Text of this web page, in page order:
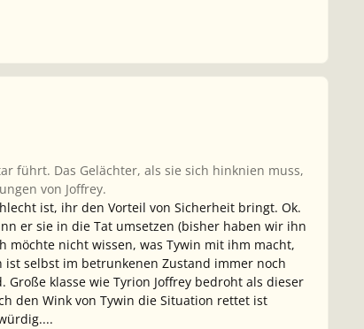
führt. Das Gelächter, als sie sich hinknien muss,
von Joffrey.
ist, ihr den Vorteil von Sicherheit bringt. Ok.
er sie in die Tat umsetzen (bisher haben wir ihn
möchte nicht wissen, was Tywin mit ihm macht,
selbst im betrunkenen Zustand immer noch
klasse wie Tyrion Joffrey bedroht als dieser
den Wink von Tywin die Situation rettet ist